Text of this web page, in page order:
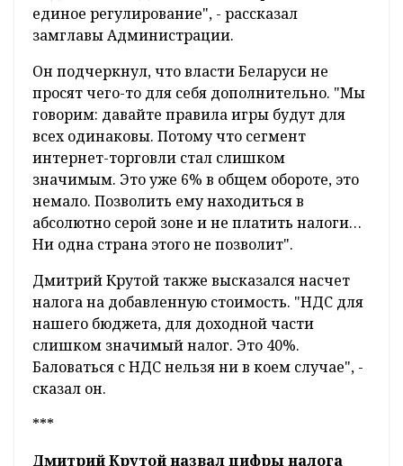
единое регулирование", - рассказал
замглавы Администрации.
Он подчеркнул, что власти Беларуси не
просят чего-то для себя дополнительно. "Мы
говорим: давайте правила игры будут для
всех одинаковы. Потому что сегмент
интернет-торговли стал слишком
значимым. Это уже 6% в общем обороте, это
немало. Позволить ему находиться в
абсолютно серой зоне и не платить налоги…
Ни одна страна этого не позволит".
Дмитрий Крутой также высказался насчет
налога на добавленную стоимость. "НДС для
нашего бюджета, для доходной части
слишком значимый налог. Это 40%.
Баловаться с НДС нельзя ни в коем случае", -
сказал он.
***
Дмитрий Крутой назвал цифры налога